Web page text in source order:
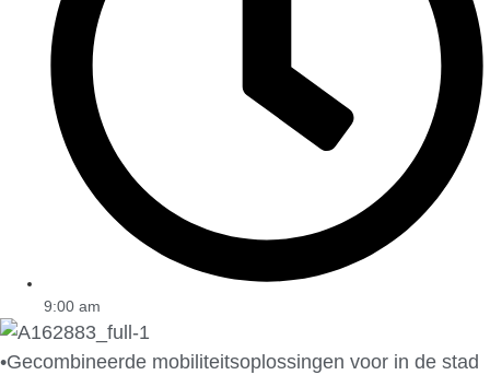
9:00 am
•Gecombineerde mobiliteitsoplossingen voor in de stad